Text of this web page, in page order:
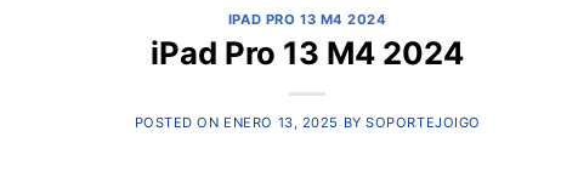
IPAD PRO 13 M4 2024
iPad Pro 13 M4 2024
POSTED ON ENERO 13, 2025 BYSOPORTEJOIGO